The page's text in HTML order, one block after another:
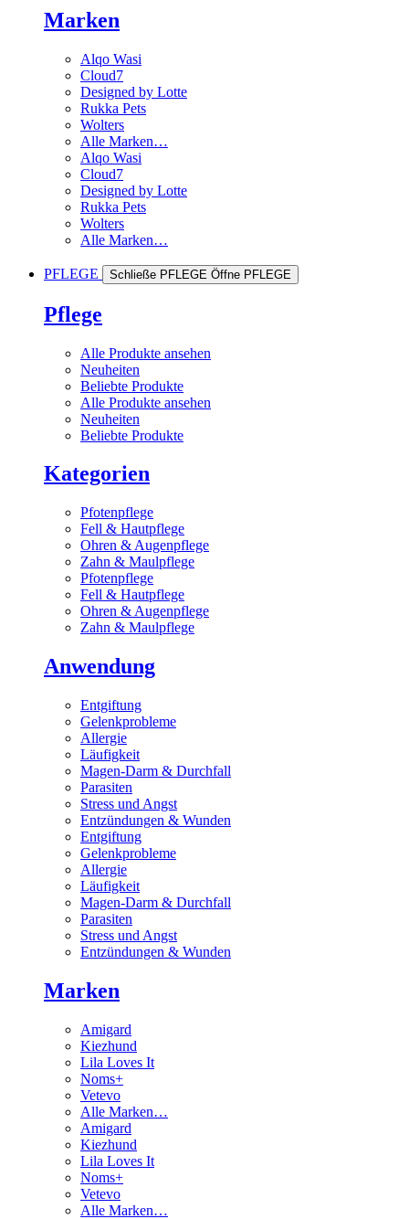
Marken
Alqo Wasi
Cloud7
Designed by Lotte
Rukka Pets
Wolters
Alle Marken…
Alqo Wasi
Cloud7
Designed by Lotte
Rukka Pets
Wolters
Alle Marken…
PFLEGE Schließe PFLEGE Öffne PFLEGE
Pflege
Alle Produkte ansehen
Neuheiten
Beliebte Produkte
Alle Produkte ansehen
Neuheiten
Beliebte Produkte
Kategorien
Pfotenpflege
Fell & Hautpflege
Ohren & Augenpflege
Zahn & Maulpflege
Pfotenpflege
Fell & Hautpflege
Ohren & Augenpflege
Zahn & Maulpflege
Anwendung
Entgiftung
Gelenkprobleme
Allergie
Läufigkeit
Magen-Darm & Durchfall
Parasiten
Stress und Angst
Entzündungen & Wunden
Entgiftung
Gelenkprobleme
Allergie
Läufigkeit
Magen-Darm & Durchfall
Parasiten
Stress und Angst
Entzündungen & Wunden
Marken
Amigard
Kiezhund
Lila Loves It
Noms+
Vetevo
Alle Marken…
Amigard
Kiezhund
Lila Loves It
Noms+
Vetevo
Alle Marken…